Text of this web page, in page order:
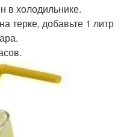
в холодильнике.
терке, добавьте 1 литр